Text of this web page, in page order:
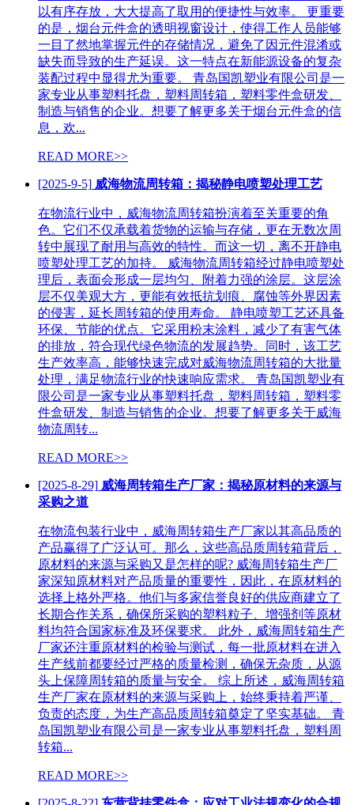
以有序存放，大大提高了取用的便捷性与效率。 更重要
的是，烟台元件盒的透明视窗设计，使得工作人员能够
一目了然地掌握元件的存储情况，避免了因元件混淆或
缺失而导致的生产延误。这一特点在新能源设备的复杂
装配过程中显得尤为重要。 青岛国凯塑业有限公司是一
家专业从事塑料托盘，塑料周转箱，塑料零件盒研发、
制造与销售的企业。想要了解更多关于烟台元件盒的信
息，欢...
READ MORE>>
[2025-9-5] 威海物流周转箱：揭秘静电喷塑处理工艺
在物流行业中，威海物流周转箱扮演着至关重要的角
色。它们不仅承载着货物的运输与存储，更在无数次周
转中展现了耐用与高效的特性。而这一切，离不开静电
喷塑处理工艺的加持。 威海物流周转箱经过静电喷塑处
理后，表面会形成一层均匀、附着力强的涂层。这层涂
层不仅美观大方，更能有效抵抗划痕、腐蚀等外界因素
的侵害，延长周转箱的使用寿命。 静电喷塑工艺还具备
环保、节能的优点。它采用粉末涂料，减少了有害气体
的排放，符合现代绿色物流的发展趋势。同时，该工艺
生产效率高，能够快速完成对威海物流周转箱的大批量
处理，满足物流行业的快速响应需求。 青岛国凯塑业有
限公司是一家专业从事塑料托盘，塑料周转箱，塑料零
件盒研发、制造与销售的企业。想要了解更多关于威海
物流周转...
READ MORE>>
[2025-8-29] 威海周转箱生产厂家：揭秘原材料的来源与
采购之道
在物流包装行业中，威海周转箱生产厂家以其高品质的
产品赢得了广泛认可。那么，这些高品质周转箱背后，
原材料的来源与采购又是怎样的呢? 威海周转箱生产厂
家深知原材料对产品质量的重要性，因此，在原材料的
选择上格外严格。他们与多家信誉良好的供应商建立了
长期合作关系，确保所采购的塑料粒子、增强剂等原材
料均符合国家标准及环保要求。 此外，威海周转箱生产
厂家还注重原材料的检验与测试，每一批原材料在进入
生产线前都要经过严格的质量检测，确保无杂质，从源
头上保障周转箱的质量与安全。 综上所述，威海周转箱
生产厂家在原材料的来源与采购上，始终秉持着严谨、
负责的态度，为生产高品质周转箱奠定了坚实基础。 青
岛国凯塑业有限公司是一家专业从事塑料托盘，塑料周
转箱...
READ MORE>>